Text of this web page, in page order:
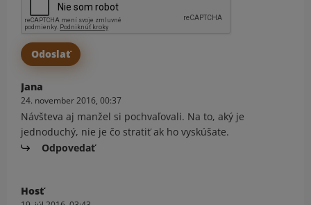
Jana
24. november 2016, 00:37
Návšteva aj manžel si pochvaľovali. Na to, aký je
jednoduchý, nie je čo stratiť ak ho vyskúšate.
Odpovedať
Hosť